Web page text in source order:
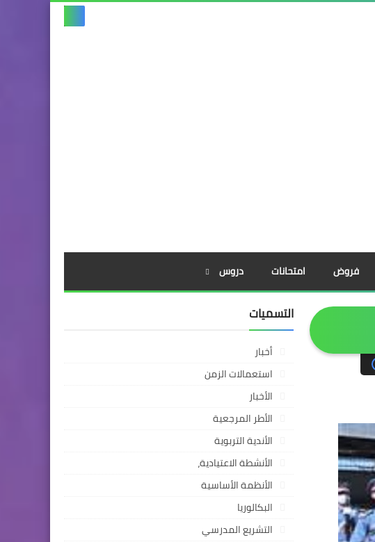
فروض امتحانات دروس
التسميات
أخبار
استعمالات الزمن
الأخبار
الأطر المرجعية
الأندية التربوية
الأنشطة الاعتيادية،
الأنظمة الأساسية
البكالوريا
التشريع المدرسي